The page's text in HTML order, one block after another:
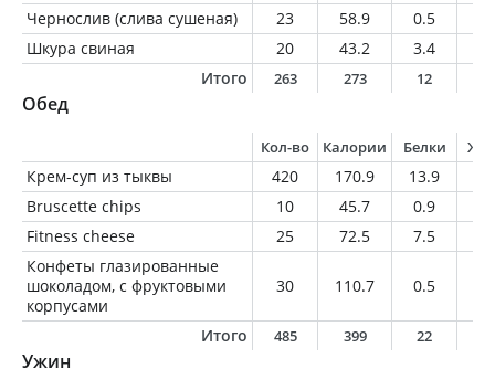
Чернослив (слива сушеная)
23 58.9 0.5
Шкура свиная
20 43.2 3.4
Итого
263 273 12
Обед
Кол-во Калории Белки
Крем-суп из тыквы 420 170.9 13.9
Bruscette chips
10 45.7 0.9
Fitness cheese
25 72.5 7.5
Конфеты глазированные
шоколадом, с фруктовыми
корпусами
30 110.7 0.5
Итого 485 399 22
Ужин